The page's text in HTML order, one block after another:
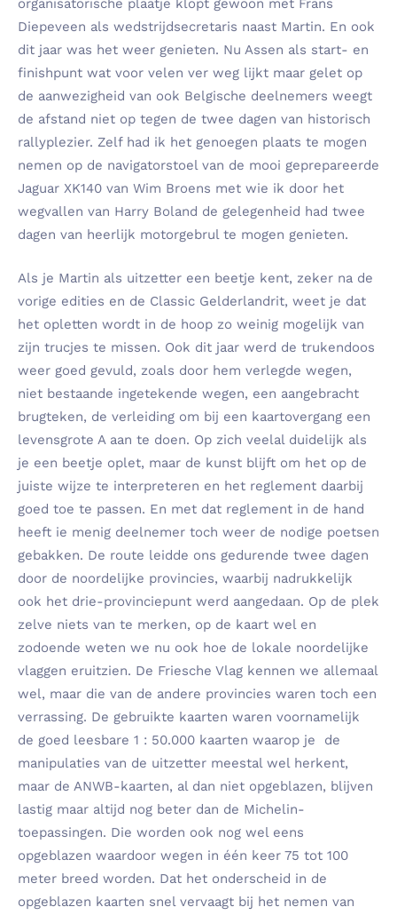
organisatorische plaatje klopt gewoon met Frans
Diepeveen als wedstrijdsecretaris naast Martin. En ook
dit jaar was het weer genieten. Nu Assen als start- en
finishpunt wat voor velen ver weg lijkt maar gelet op
de aanwezigheid van ook Belgische deelnemers weegt
de afstand niet op tegen de twee dagen van historisch
rallyplezier. Zelf had ik het genoegen plaats te mogen
nemen op de navigatorstoel van de mooi geprepareerde
Jaguar XK140 van Wim Broens met wie ik door het
wegvallen van Harry Boland de gelegenheid had twee
dagen van heerlijk motorgebrul te mogen genieten.
Als je Martin als uitzetter een beetje kent, zeker na de
vorige edities en de Classic Gelderlandrit, weet je dat
het opletten wordt in de hoop zo weinig mogelijk van
zijn trucjes te missen. Ook dit jaar werd de trukendoos
weer goed gevuld, zoals door hem verlegde wegen,
niet bestaande ingetekende wegen, een aangebracht
brugteken, de verleiding om bij een kaartovergang een
levensgrote A aan te doen. Op zich veelal duidelijk als
je een beetje oplet, maar de kunst blijft om het op de
juiste wijze te interpreteren en het reglement daarbij
goed toe te passen. En met dat reglement in de hand
heeft ie menig deelnemer toch weer de nodige poetsen
gebakken. De route leidde ons gedurende twee dagen
door de noordelijke provincies, waarbij nadrukkelijk
ook het drie-provinciepunt werd aangedaan. Op de plek
zelve niets van te merken, op de kaart wel en
zodoende weten we nu ook hoe de lokale noordelijke
vlaggen eruitzien. De Friesche Vlag kennen we allemaal
wel, maar die van de andere provincies waren toch een
verrassing. De gebruikte kaarten waren voornamelijk
de goed leesbare 1 : 50.000 kaarten waarop je de
manipulaties van de uitzetter meestal wel herkent,
maar de ANWB-kaarten, al dan niet opgeblazen, blijven
lastig maar altijd nog beter dan de Michelin-
toepassingen. Die worden ook nog wel eens
opgeblazen waardoor wegen in één keer 75 tot 100
meter breed worden. Dat het onderscheid in de
opgeblazen kaarten snel vervaagt bij het nemen van